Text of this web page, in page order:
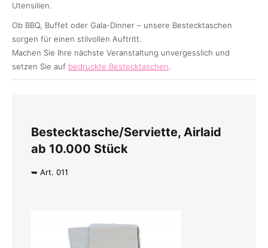
Utensilien.
Ob BBQ, Buffet oder Gala-Dinner – unsere Bestecktaschen
sorgen für einen stilvollen Auftritt.
Machen Sie Ihre nächste Veranstaltung unvergesslich und
setzen Sie auf bedruckte Bestecktaschen.
Bestecktasche/Serviette, Airlaid
ab 10.000 Stück
➥ Art. 011